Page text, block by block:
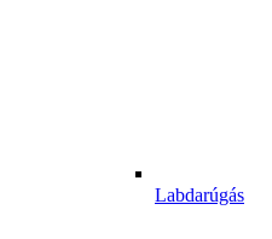
Labdarúgás